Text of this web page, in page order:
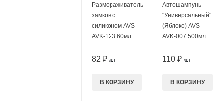
Размораживатель
замков с
силиконом AVS
AVK-123 60мл
82 ₽ /ШТ
В КОРЗИНУ
Автошампунь
"Универсальный"
(Яблоко) AVS
AVK-007 500мл
110 ₽ /ШТ
В КОРЗИНУ